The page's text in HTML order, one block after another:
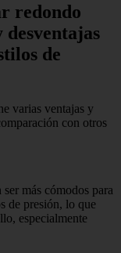
redondo
desventajas
de
varias ventajas y
con otros
más cómodos para
de presión, lo que
especialmente